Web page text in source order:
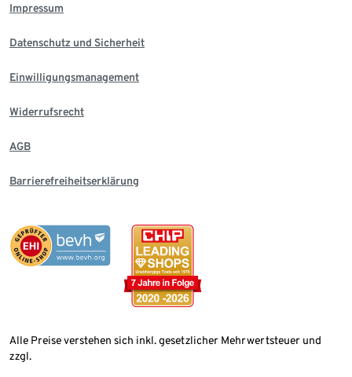
Impressum
Datenschutz und Sicherheit
Einwilligungsmanagement
Widerrufsrecht
AGB
Barrierefreiheitserklärung
Alle Preise verstehen sich inkl. gesetzlicher Mehrwertsteuer und
zzgl.